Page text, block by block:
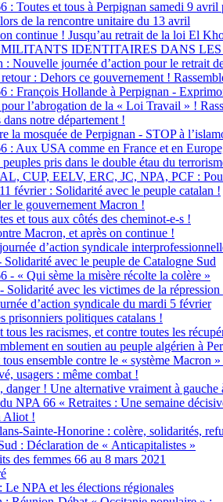
: Toutes et tous à Perpignan samedi 9
de la rencontre unitaire du 13 avril
continue ! Jusqu’au retrait de la loi El
IDENTITAIRES DANS
: Nouvelle journée d’action pour le retrait
: Dehors ce gouvernement !
: François Hollande à Perpignan -
l’abrogation de la « Loi Travail » !
notre département !
la mosquée de Perpignan - STOP à
: Aux USA comme en France et en
pris dans le double étau du
CUP, EELV, ERC, JC, NPA, PCF :
février : Solidarité avec le peuple catalan !
le gouvernement Macron !
et tous aux côtés des cheminot-e-s !
Macron, et après on continue !
d’action syndicale
avec le peuple de Catalogne Sud
- « Qui sème la misère récolte la colère »
Solidarité avec les victimes de la
d’action syndicale du mardi 5 février
prisonniers politiques catalans !
tous les racismes, et contre toutes les
en soutien au peuple algérien à
ensemble contre le « système Macron »
usagers : même combat !
danger ! Une alternative vraiment à gauche
NPA 66 « Retraites : Une semaine
Aliot !
Sainte-Honorine : colère, solidarités,
: Déclaration de « Anticapitalistes »
des femmes 66 au 8 mars 2021
NPA et les élections régionales